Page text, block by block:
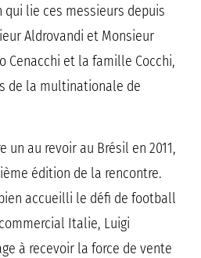
lie ces messieurs depuis
Aldrovandi et Monsieur
Cenacchi et la famille Cocchi,
de la multinationale de
un au revoir au Brésil en 2011,
édition de la rencontre.
accueilli le défi de football
Italie, Luigi
à recevoir la force de vente